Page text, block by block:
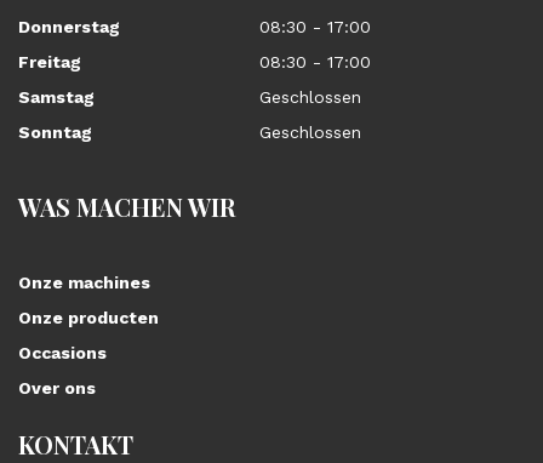
Donnerstag
08:30 - 17:00
Freitag
08:30 - 17:00
Samstag
Geschlossen
Sonntag
Geschlossen
WAS MACHEN WIR
Onze machines
Onze producten
Occasions
Over ons
KONTAKT